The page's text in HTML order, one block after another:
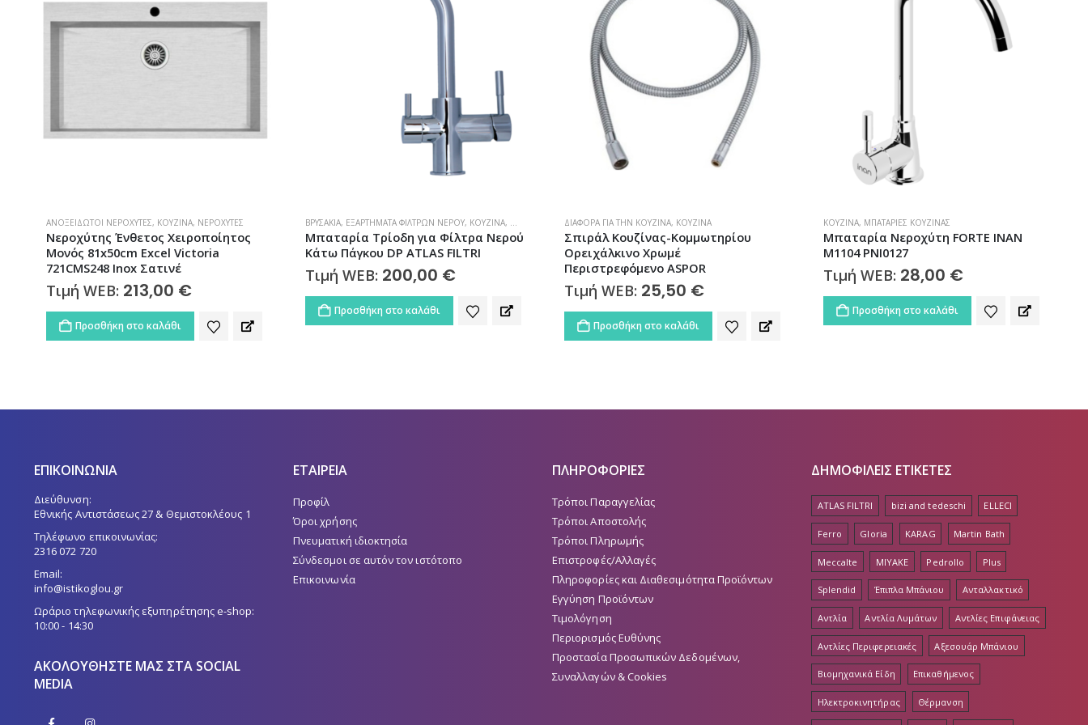
ΑΝΟΞΕΊΔΩΤΟΙ ΝΕΡΟΧΎΤΕΣ, ΚΟΥΖΊΝΑ, ΝΕΡΟΧΎΤΕΣ
Νεροχύτης Ένθετος Χειροποίητος
Μονός 81x50cm Excel Victoria
721CMS248 Inox Σατινέ
Τιμή WEB: 213,00 €
Προσθήκη στο καλάθι
ΒΡΥΣΆΚΙΑ, ΕΞΑΡΤΉΜΑΤΑ ΦΊΛΤΡΩΝ ΝΕΡΟΎ, ΚΟΥΖΊΝΑ, ΜΠΑΤΑΡΊΕΣ ΚΟΥΖΊΝΑΣ, ΦΊΛΤΡΑ ΝΕΡΟΎ
Μπαταρία Τρίοδη για Φίλτρα Νερού
Κάτω Πάγκου DP ATLAS FILTRI
Τιμή WEB: 200,00 €
Προσθήκη στο καλάθι
ΔΙΆΦΟΡΑ ΓΙΑ ΤΗΝ ΚΟΥΖΊΝΑ, ΚΟΥΖΊΝΑ
Σπιράλ Κουζίνας-Κομμωτηρίου
Ορειχάλκινο Χρωμέ
Περιστρεφόμενο ASPOR
Τιμή WEB: 25,50 €
Προσθήκη στο καλάθι
ΚΟΥΖΊΝΑ, ΜΠΑΤΑΡΊΕΣ ΚΟΥΖΊΝΑΣ
Μπαταρία Νεροχύτη FORTE INAN
M1104 PNI0127
Τιμή WEB: 28,00 €
Προσθήκη στο καλάθι
ΕΠΙΚΟΙΝΩΝΙΑ
Διεύθυνση:
Εθνικής Αντιστάσεως 27 & Θεμιστοκλέους 1
Τηλέφωνο επικοινωνίας:
2316 072 720
Email:
info@istikoglou.gr
Ωράριο τηλεφωνικής εξυπηρέτησης e-shop:
10:00 - 14:30
ΑΚΟΛΟΥΘΉΣΤΕ ΜΑΣ ΣΤΑ SOCIAL
MEDIA
ΕΤΑΙΡΕΙΑ
Προφίλ
Όροι χρήσης
Πνευματική ιδιοκτησία
Σύνδεσμοι σε αυτόν τον ιστότοπο
Επικοινωνία
ΠΛΗΡΟΦΟΡΙΕΣ
Τρόποι Παραγγελίας
Τρόποι Αποστολής
Τρόποι Πληρωμής
Επιστροφές/Αλλαγές
Πληροφορίες και Διαθεσιμότητα Προϊόντων
Εγγύηση Προϊόντων
Τιμολόγηση
Περιορισμός Ευθύνης
Προστασία Προσωπικών Δεδομένων,
Συναλλαγών & Cookies
ΔΗΜΟΦΙΛΕΙΣ ΕΤΙΚΕΤΕΣ
ATLAS FILTRI bizi and tedeschi ELLECI
Ferro Gloria KARAG Martin Bath
Meccalte MIYAKE Pedrollo Plus
Splendid Έπιπλα Μπάνιου Ανταλλακτικό
Αντλία Αντλία Λυμάτων Αντλίες Επιφάνειας
Αντλίες Περιφερειακές Αξεσουάρ Μπάνιου
Βιομηχανικά Είδη Επικαθήμενος
Ηλεκτροκινητήρας Θέρμανση